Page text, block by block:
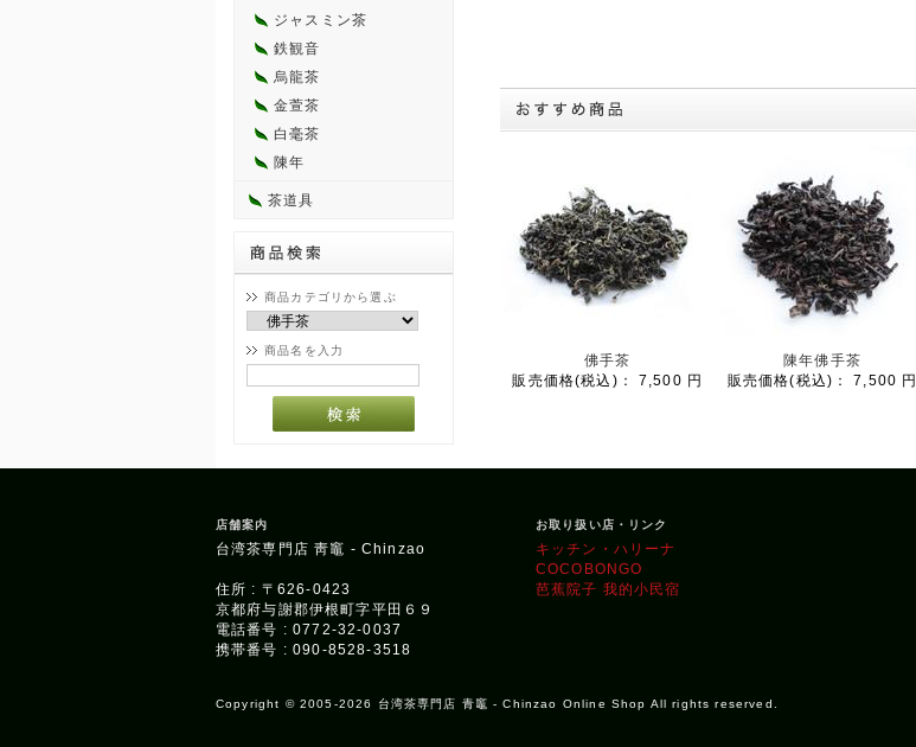
ジャスミン茶
鉄観音
烏龍茶
金萱茶
白毫茶
陳年
茶道具
商品カテゴリから選ぶ
商品名を入力
佛手茶
販売価格(税込)：
7,500 円
陳年佛手茶
販売価格(税込)：
7,500 円
店舗案内
台湾茶専門店 靑竈 - Chinzao
住所 : 〒626-0423
京都府与謝郡伊根町字平田６９
電話番号 : 0772-32-0037
携帯番号 : 090-8528-3518
お取り扱い店・リンク
キッチン・ハリーナ
COCOBONGO
芭蕉院子 我的小民宿
Copyright © 2005-2026 台湾茶専門店 青竈 - Chinzao Online Shop All rights reserved.